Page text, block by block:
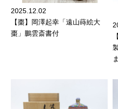
2025.12.02
【棗】岡澤起幸「遠山蒔絵大
棗」鵬雲斎書付